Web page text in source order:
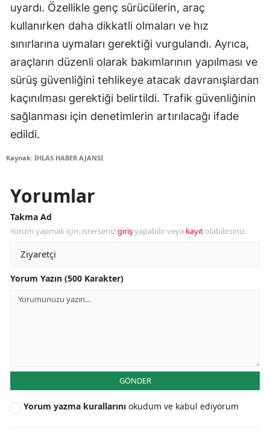
uyardı. Özellikle genç sürücülerin, araç
kullanırken daha dikkatli olmaları ve hız
sınırlarına uymaları gerektiği vurgulandı. Ayrıca,
araçların düzenli olarak bakımlarının yapılması ve
sürüş güvenliğini tehlikeye atacak davranışlardan
kaçınılması gerektiği belirtildi. Trafik güvenliğinin
sağlanması için denetimlerin artırılacağı ifade
edildi.
Kaynak: İHLAS HABER AJANSI
Yorumlar
Takma Ad
Yorum yapmak için, istersenizgirişyapabilir veya kayıt olabilirsiniz.
Yorum Yazın (500 Karakter)
GÖNDER
Yorum yazma kurallarını okudum ve kabul ediyorum